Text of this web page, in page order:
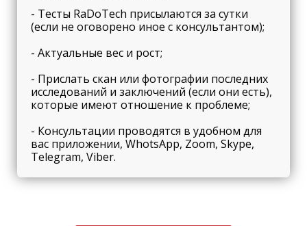
- Тесты RaDoTech присылаются за сутки
(если не оговорено иное с консультантом);
- Актуальные вес и рост;
- Прислать скан или фотографии последних
исследований и заключений (если они есть),
которые имеют отношение к проблеме;
- Консультации проводятся в удобном для
вас приложении, WhotsApp, Zoom, Skype,
Telegram, Viber.